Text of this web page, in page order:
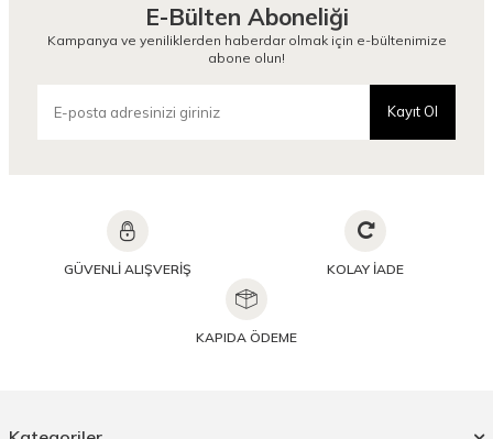
E-Bülten Aboneliği
Kampanya ve yeniliklerden haberdar olmak için e-bültenimize
abone olun!
Kayıt Ol
GÜVENLİ ALIŞVERİŞ KOLAY İADE
KAPIDA ÖDEME